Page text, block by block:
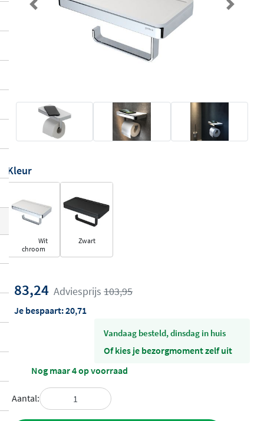
Previous Next
Kleur
Wit
chroom
Zwart
83,24 Adviesprijs 103,95
Je bespaart:20,71
vandaag besteld, dinsdag in huis
Of kies je bezorgmoment zelf uit
Nog maar 4 op voorraad
Aantal: